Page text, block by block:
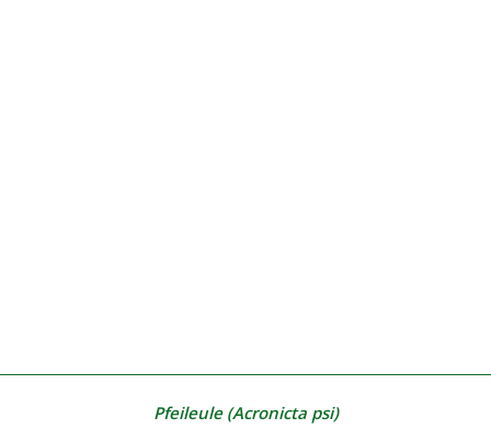
Pfeileule (Acronicta psi)